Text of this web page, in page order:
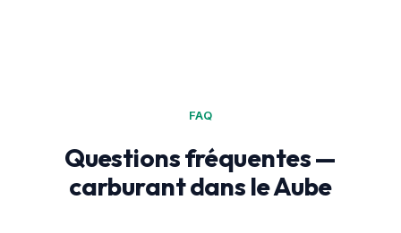
FAQ
Questions fréquentes —
carburant dans le Aube